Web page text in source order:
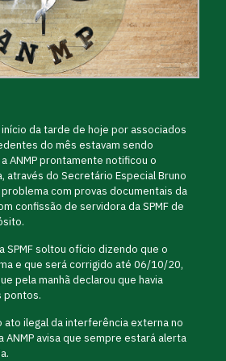
da tarde de hoje por associados
do mês estavam sendo
ANMP prontamente notificou o
através do Secretário Especial Bruno
com provas documentais da
confissão de servidora da SPMF de
SPMF soltou ofício dizendo que o
e que será corrigido até 06/10/20,
pela manhã declarou que havia
pontos.
ato ilegal da interferência externa no
ANMP avisa que sempre estará alerta